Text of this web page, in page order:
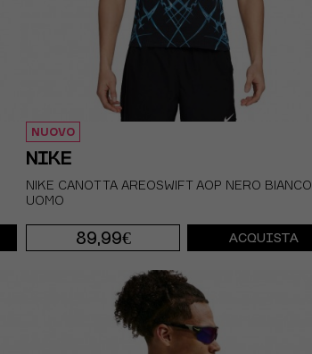
NUOVO
NIKE
NIKE CANOTTA AREOSWIFT AOP NERO BIANCO
UOMO
89,99€
L XL
ACQUISTA